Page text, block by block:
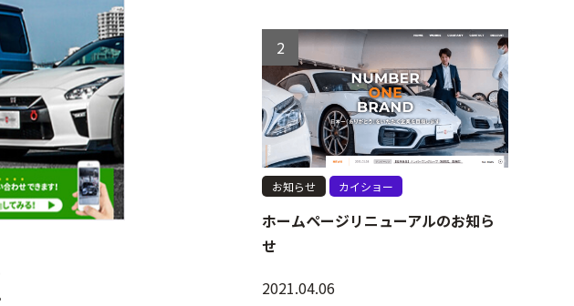
お知らせ カイショー
ホームページリニューアルのお知ら
せ
2021.04.06